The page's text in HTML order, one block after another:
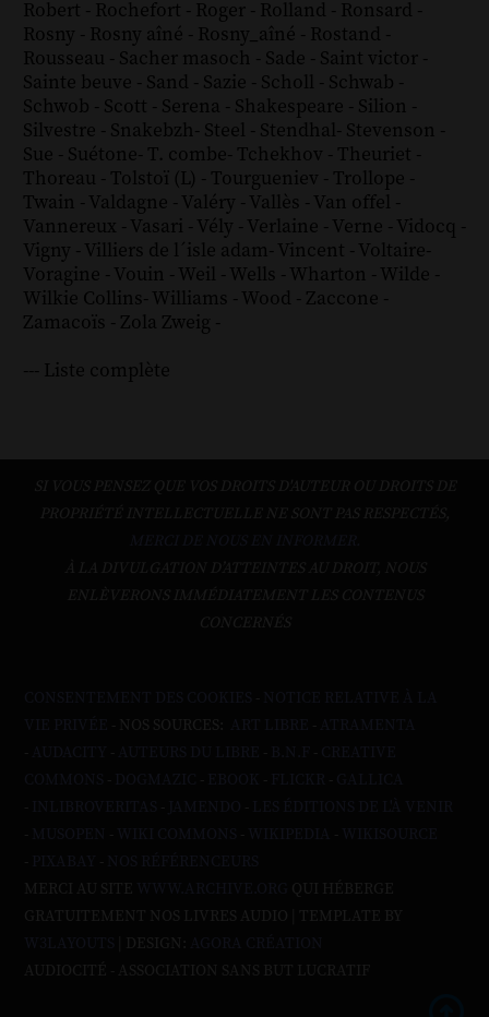
Robert - Rochefort - Roger - Rolland - Ronsard -
Rosny - Rosny aîné - Rosny_aîné - Rostand -
Rousseau - Sacher masoch - Sade - Saint victor -
Sainte beuve - Sand - Sazie - Scholl - Schwab -
Schwob - Scott - Serena - Shakespeare - Silion -
Silvestre - Snakebzh- Steel - Stendhal- Stevenson -
Sue - Suétone- T. combe- Tchekhov - Theuriet -
Thoreau - Tolstoï (L) - Tourgueniev - Trollope -
Twain - Valdagne - Valéry - Vallès - Van offel -
Vannereux - Vasari - Vély - Verlaine - Verne - Vidocq -
Vigny - Villiers de l´isle adam- Vincent - Voltaire-
Voragine - Vouin - Weil - Wells - Wharton - Wilde -
Wilkie Collins- Williams - Wood - Zaccone -
Zamacoïs - Zola Zweig -
--- Liste complète